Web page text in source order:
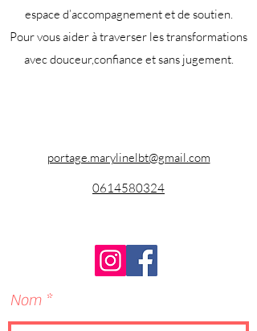
espace d’accompagnement et de soutien.
​Pour vous aider à traverser les transformations
avec douceur,confiance et sans jugement.
portage.marylinelbt@gmail.com
0614580324
Nom